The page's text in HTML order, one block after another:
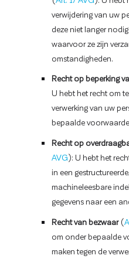
verwijdering van uw
deze niet langer
waarvoor ze zijn
omstandigheden.
Recht op beperking
U hebt het recht om
verwerking van uw
bepaalde
Recht op
AVG): U hebt het
in een
machineleesbare
gegevens naar een
Recht van bezwaar(
om onder bepaalde
maken tegen de